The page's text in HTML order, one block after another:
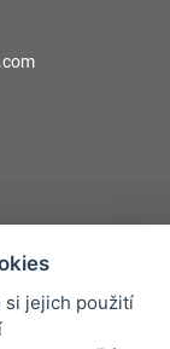
si jejich použití